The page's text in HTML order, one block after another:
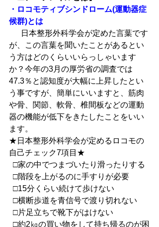
・ロコモティブシンドローム(運動器症
候群)とは
が、この言葉を聞いたことがあるとい
う方はどのくらいいらっしゃいます
か？今年の3月の厚労省の調査では
47.3％と認知度が大幅に上昇したとい
う事ですが、簡単にいいますと、筋肉
や骨、関節、軟骨、椎間板などの運動
器の機能が低下をきたしたことをいい
ます。
★日本整形外科学会が定めるロコモの
自己チェック7項目★
  □家の中でつまづいたり滑ったりする
  □階段を上がるのに手すりが必要
  □15分くらい続けて歩けない
  □横断歩道を青信号で渡り切れない
  □片足立ちで靴下がはけない